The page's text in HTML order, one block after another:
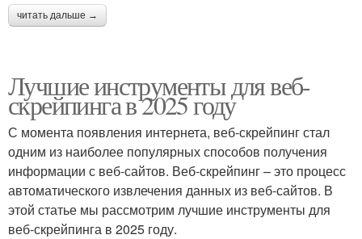
читать дальше →
Лучшие инструменты для веб-
скрейпинга в 2025 году
С момента появления интернета, веб-скрейпинг стал
одним из наиболее популярных способов получения
информации с веб-сайтов. Веб-скрейпинг – это процесс
автоматического извлечения данных из веб-сайтов. В
этой статье мы рассмотрим лучшие инструменты для
веб-скрейпинга в 2025 году.